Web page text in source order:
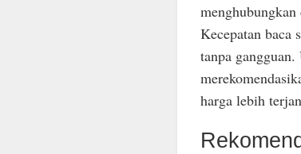
Kecepatan baca
tanpa
harga lebih